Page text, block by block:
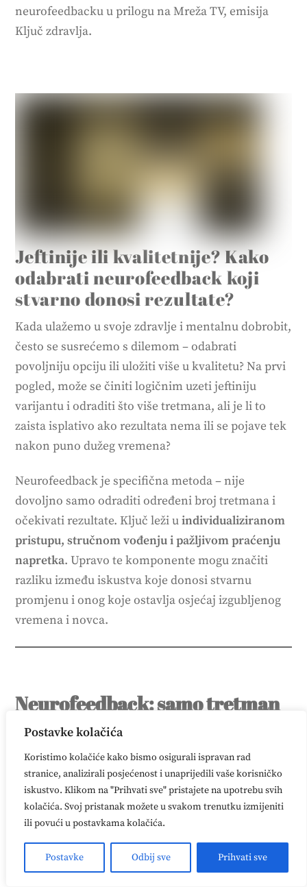
Postavke kolačića
Koristimo kolačiće kako bismo osigurali ispravan rad
stranice, analizirali posjećenost i unaprijedili vaše korisničko
iskustvo. Klikom na "Prihvati sve" pristajete na upotrebu svih
kolačića. Svoj pristanak možete u svakom trenutku izmijeniti
ili povući u postavkama kolačića.
Postavke Odbij sve Prihvati sve
neurofeedbacku u prilogu na Mreža TV, emisija
Ključ zdravlja.
Jeftinije ili kvalitetnije? Kako
odabrati neurofeedback koji
stvarno donosi rezultate?
Kada ulažemo u svoje zdravlje i mentalnu dobrobit,
često se susrećemo s dilemom – odabrati
povoljniju opciju ili uložiti više u kvalitetu? Na prvi
pogled, može se činiti logičnim uzeti jeftiniju
varijantu i odraditi što više tretmana, ali je li to
zaista isplativo ako rezultata nema ili se pojave tek
nakon puno dužeg vremena?
Neurofeedback je specifična metoda – nije
dovoljno samo odraditi određeni broj tretmana i
očekivati rezultate. Ključ leži uindividualiziranom
pristupu, stručnom vođenju i pažljivom praćenju
napretka. Upravo te komponente mogu značiti
razliku između iskustva koje donosi stvarnu
promjenu i onog koje ostavlja osjećaj izgubljenog
vremena i novca.
Neurofeedback: samo tretman
ili vođeni proces?
Važno je razumjeti da neurofeedback nije
univerzalno rješenje koje jednako djeluje na
svakoga. Mozak svake osobe drugačije reagira, a
uspjeh tretmana ovisi o nizu faktora – od početnog
stanja, preko načina provođenja tretmana, do
pravilnog praćenja i prilagodbe protokola.